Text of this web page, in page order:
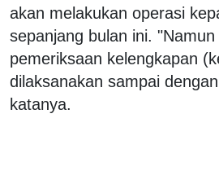
akan melakukan operasi
sepanjang bulan ini. "Namun
pemeriksaan kelengkapan
dilaksanakan sampai
katanya.